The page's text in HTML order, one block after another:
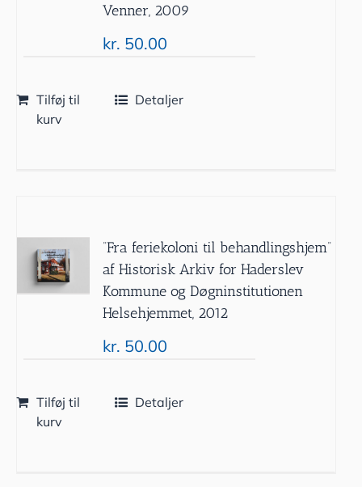
Venner, 2009
kr. 50.00
Tilføj til
kurv
Detaljer
”Fra feriekoloni til behandlingshjem”
af Historisk Arkiv for Haderslev
Kommune og Døgninstitutionen
Helsehjemmet, 2012
kr. 50.00
Tilføj til
kurv
Detaljer